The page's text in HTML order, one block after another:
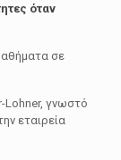
όταν
σε
Lohner, γνωστό
εταιρεία